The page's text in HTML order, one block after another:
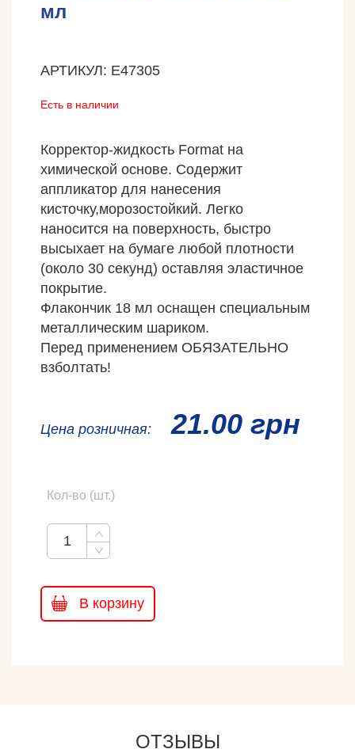
мл
АРТИКУЛ: E47305
Есть в наличии
Корректор-жидкость Format на
химической основе. Содержит
аппликатор для нанесения
кисточку,морозостойкий. Легко
наносится на поверхность, быстро
высыхает на бумаге любой плотности
(около 30 секунд) оставляя эластичное
покрытие.
Флакончик 18 мл оснащен специальным
металлическим шариком.
Перед применением ОБЯЗАТЕЛЬНО
взболтать!
Ценa розничная: 21.00 грн
Кол-во (шт.)
В корзину
ОТЗЫВЫ